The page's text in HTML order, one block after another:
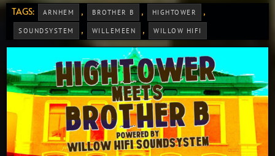
TAGS: ARNHEM , BROTHER B , HIGHTOWER ,
SOUNDSYSTEM , WILLEMEEN , WILLOW HIFI